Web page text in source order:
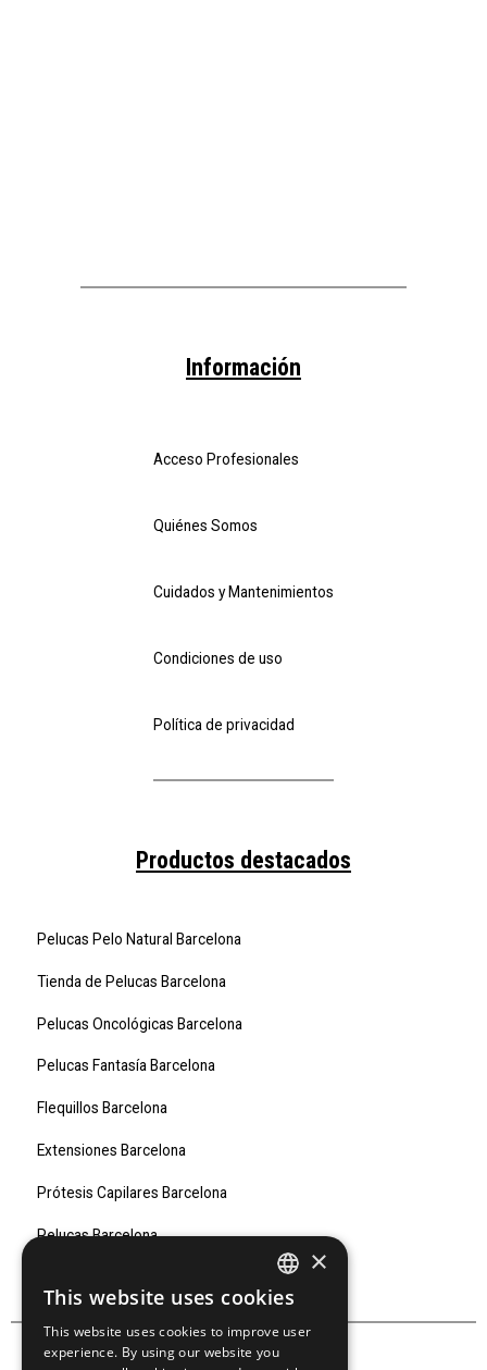
Información
Acceso Profesionales
Quiénes Somos
Cuidados y Mantenimientos
Condiciones de uso
Política de privacidad
Productos destacados
Pelucas Pelo Natural Barcelona
Tienda de Pelucas Barcelona
Pelucas Oncológicas Barcelona
Pelucas Fantasía Barcelona
Flequillos Barcelona
Extensiones Barcelona
Prótesis Capilares Barcelona
Pelucas Barcelona
SPANISH
SPANISH
×
This website uses cookies
This website uses cookies to improve user
experience. By using our website you